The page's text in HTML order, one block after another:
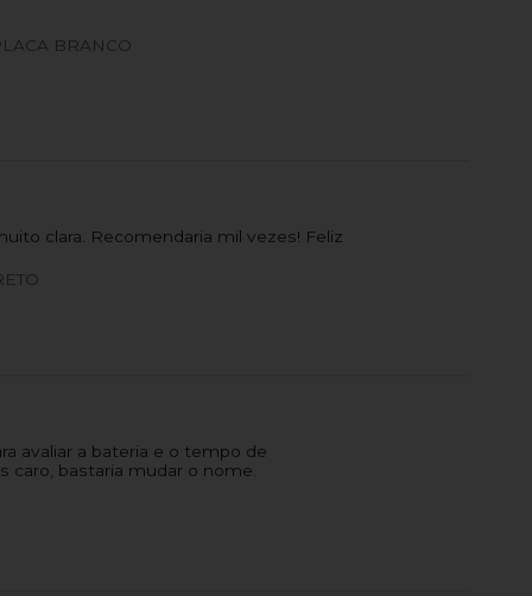
BRANCO
clara. Recomendaria mil vezes! Feliz
avaliar a bateria e o tempo de
caro, bastaria mudar o nome.